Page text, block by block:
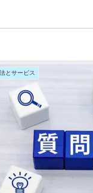
とサービス